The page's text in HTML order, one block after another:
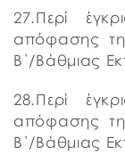
27.Περί
απόφασης
Β΄/Βάθμιας
28.Περί
απόφασης
Β΄/Βάθμιας